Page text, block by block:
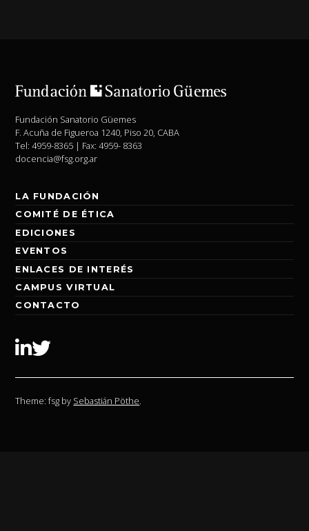
Fundación Sanatorio Güemes
F. Acuña de Figueroa 1240, Piso 20, CABA
Tel: 4959-8365 | Fax: 4959- 8363
docencia@fsg.org.ar
LA FUNDACIÓN
COMITÉ DE ÉTICA
EDICIONES
EVENTOS
ENLACES DE INTERÉS
CAMPUS VIRTUAL
CONTACTO
Linkedin
Twitter
Theme: fsg by Sebastián Pöthe.